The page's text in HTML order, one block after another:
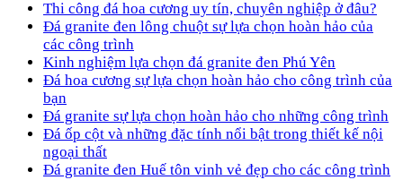
Thi công đá hoa cương uy tín, chuyên nghiệp ở đâu?
Đá granite đen lông chuột sự lựa chọn hoàn hảo của
các công trình
Kinh nghiệm lựa chọn đá granite đen Phú Yên
Đá hoa cương sự lựa chọn hoàn hảo cho công trình của
bạn
Đá granite sự lựa chọn hoàn hảo cho những công trình
Đá ốp cột và những đặc tính nổi bật trong thiết kế nội
ngoại thất
Đá granite đen Huế tôn vinh vẻ đẹp cho các công trình